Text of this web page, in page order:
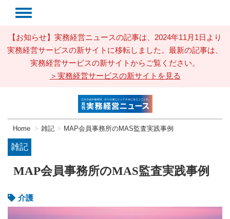
【お知らせ】実務経営ニュースの記事は、2024年11月1日より
実務経営サービスの新サイトに移転しました。最新の記事は、
実務経営サービスの新サイトからご覧ください。
＞実務経営サービスの新サイトを見る
Home 雑記 MAP会員事務所のMAS監査実践事例
雑記
MAP会員事務所のMAS監査実践事例
介護